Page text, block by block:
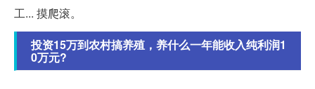
工... 摸爬滚。
投资15万到农村搞养殖，养什么一年能收入纯利润1
0万元?